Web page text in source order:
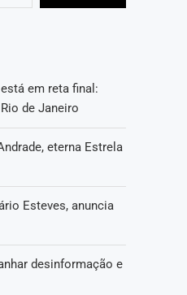
em reta final:
de Janeiro
eterna Estrela
Esteves, anuncia
desinformação e